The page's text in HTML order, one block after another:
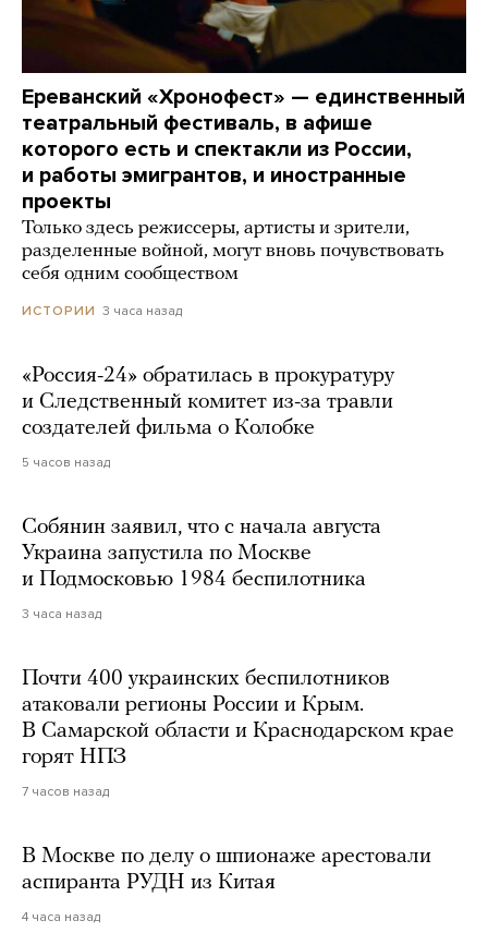
Ереванский «Хронофест» — единственный
театральный фестиваль, в афише
которого есть и спектакли из России,
и работы эмигрантов, и иностранные
проекты
Только здесь режиссеры, артисты и зрители,
разделенные войной, могут вновь почувствовать
себя одним сообществом
ИСТОРИИ 3 часа назад
«Россия-24» обратилась в прокуратуру
и Следственный комитет из-за травли
создателей фильма о Колобке
5 часов назад
Собянин заявил, что с начала августа
Украина запустила по Москве
и Подмосковью 1984 беспилотника
3 часа назад
Почти 400 украинских беспилотников
атаковали регионы России и Крым.
В Самарской области и Краснодарском крае
горят НПЗ
7 часов назад
В Москве по делу о шпионаже арестовали
аспиранта РУДН из Китая
4 часа назад